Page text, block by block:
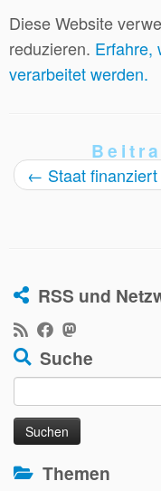
Diese Website
reduzieren. Erfahre,
verarbeitet werden.
← Staat
RSS und
Suche
Suchen
nach:
Themen